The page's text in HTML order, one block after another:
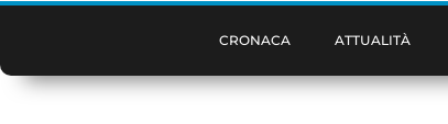
CRONACA ATTUALITÀ